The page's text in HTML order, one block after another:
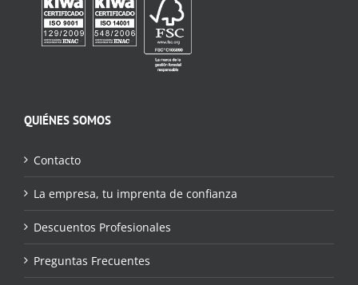
QUIÉNES SOMOS
Contacto
La empresa, tu imprenta de confianza
Descuentos Profesionales
Preguntas Frecuentes